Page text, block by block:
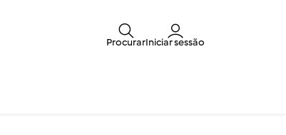
ProcurarIniciar sessão